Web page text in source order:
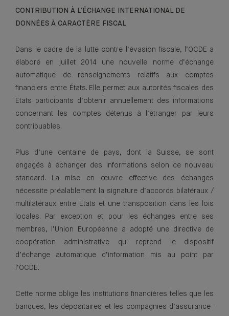
CONTRIBUTION À L’ÉCHANGE INTERNATIONAL DE
DONNÉES À CARACTÈRE FISCAL
Dans le cadre de la lutte contre l’évasion fiscale, l’OCDE a
élaboré en juillet 2014 une nouvelle norme d’échange
automatique de renseignements relatifs aux comptes
financiers entre États. Elle permet aux autorités fiscales des
Etats participants d’obtenir annuellement des informations
concernant les comptes détenus à l’étranger par leurs
contribuables.
Plus d’une centaine de pays, dont la Suisse, se sont
engagés à échanger des informations selon ce nouveau
standard. La mise en œuvre effective des échanges
nécessite préalablement la signature d’accords bilatéraux /
multilatéraux entre Etats et une transposition dans les lois
locales. Par exception et pour les échanges entre ses
membres, l’Union Européenne a adopté une directive de
coopération administrative qui reprend le dispositif
d’échange automatique d’information mis au point par
l’OCDE.
Cette norme oblige les institutions financières telles que les
banques, les dépositaires et les compagnies d’assurance-